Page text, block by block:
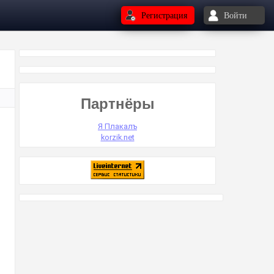
Регистрация Войти
Партнёры
Я Плакалъ
korzik.net